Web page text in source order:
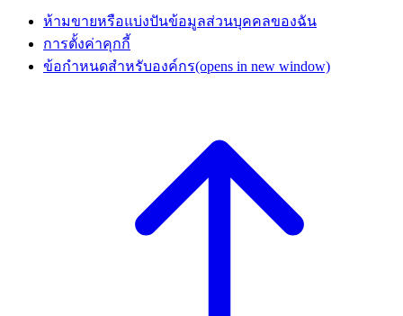
ห้ามขายหรือแบ่งปันข้อมูลส่วนบุคคลของฉัน
การตั้งค่าคุกกี้
ข้อกำหนดสำหรับองค์กร(opens in new window)